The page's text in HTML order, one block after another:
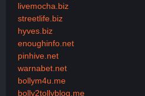
livemocha.biz
streetlife.biz
hyves.biz
enoughinfo.net
pinhive.net
warnabet.net
bollym4u.me
bolly2tollyblog.me